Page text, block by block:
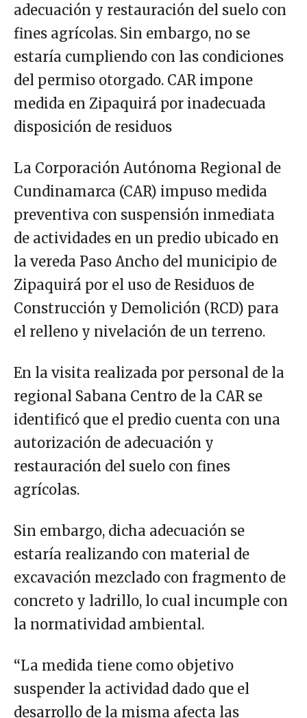
adecuación y restauración del suelo con
fines agrícolas. Sin embargo, no se
estaría cumpliendo con las condiciones
del permiso otorgado. CAR impone
medida en Zipaquirá por inadecuada
disposición de residuos
La Corporación Autónoma Regional de
Cundinamarca (CAR) impuso medida
preventiva con suspensión inmediata
de actividades en un predio ubicado en
la vereda Paso Ancho del municipio de
Zipaquirá por el uso de Residuos de
Construcción y Demolición (RCD) para
el relleno y nivelación de un terreno.
En la visita realizada por personal de la
regional Sabana Centro de la CAR se
identificó que el predio cuenta con una
autorización de adecuación y
restauración del suelo con fines
agrícolas.
Sin embargo, dicha adecuación se
estaría realizando con material de
excavación mezclado con fragmento de
concreto y ladrillo, lo cual incumple con
la normatividad ambiental.
“La medida tiene como objetivo
suspender la actividad dado que el
desarrollo de la misma afecta las